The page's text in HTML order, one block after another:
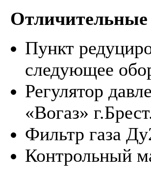
Отличительные
Пункт
следующее
Регулятор
«Вогаз»
Фильтр газа
Контрольный